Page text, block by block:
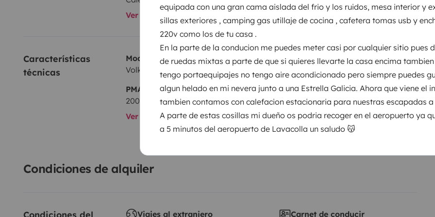
equipada con una gran cama aislada del frio y los ruidos, mesa interior y
sillas exteriores , camping gas utillaje de cocina , cafetera tomas usb y
220v como los de tu casa .
En la parte de la conducion me puedes meter casi por cualquier sitio pues
de ruedas mixtas a parte de que si quieres llevarte la casa encima
tengo portaequipajes no tengo aire acondicionado pero siempre puedes
algun helado en mi nevera junto a una Estrella Galicia. Ahora que viene el
tambien contamos con calefacion estacionaria para nuestras escapadas a
A parte de estas cosillas mi dueño os podria recoger en el aeropuerto ya
a 5 minutos del aeropuerto de Lavacolla un saludo 😽
Ver todos los equipamientos
Características
técnicas
Modelo
Volkswagen T4
Puesta en circulación:
1996
PMA:
2000 kg
Altura
1,9 m
Ver todas las características
Condiciones de alquiler
Condiciones del
Viajes al extranjero
Carnet de conducir